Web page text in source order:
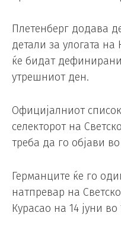
Плетенберг додава
детали за улогата на
ќе бидат
утрешниот ден.
Официјалниот
селекторот на
треба да го објави
Германците ќе го
натпревар на
Курасао на 14 јуни во